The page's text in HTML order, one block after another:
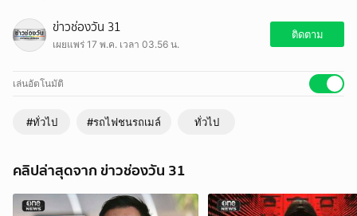
จุดเกิดเหตุเป็นเส้นทางที่รถติดตลอดทั้งวัน ทำให้ช่วงเกิดเหตุมีทั้งกล้อง
วงจรปิดหลายมุม รวมถึงกล้องหน้ารถของชาวบ้าน และวงจรปิดบันทึกภาพ
นาทีชนเอาไว้ได้อย่างชัดเจน กลายเป็นหลักฐานสำคัญในการตรวจสอบ
ข่าวช่องวัน 31
เผยแพร่ 17 พ.ค. เวลา 03.56 น.
ติดตาม
เล่นอัตโนมัติ
#ทั่วไป #รถไฟชนรถเมล์ ทั่วไป
คลิปล่าสุดจาก ข่าวช่องวัน 31